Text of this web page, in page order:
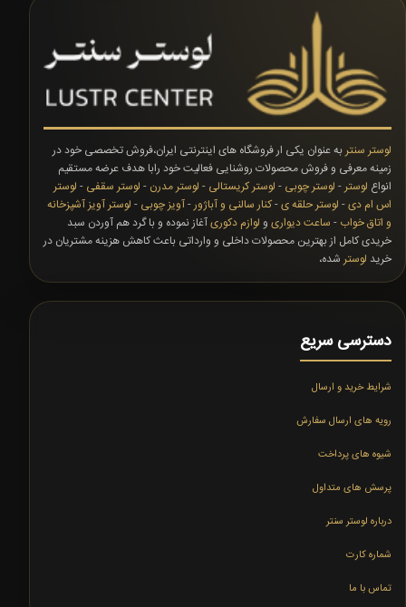
لوستر سنتر به عنوان یکی ار فروشگاه های اینترنتی ایران،فروش تخصصی خود در
زمینه معرفی و فروش محصولات روشنایی فعالیت خود رابا هدف عرضه مستقیم
انواع لوستر - لوستر چوبی - لوستر کریستالی - لوستر مدرن - لوستر سقفی - لوستر
اس ام دی- لوستر حلقه ی-کنار سالنی و آباژور-آویز چوبی - لوستر آویز آشپزخانه
و اتاق خواب - ساعت دیواری و لوازم دکوریآغاز نموده و با گرد هم آوردن سبد
خریدی کامل از بهترین محصولات داخلی و وارداتی باعث کاهش هزینه مشتریان در
خرید لوستر شده،
دسترسی سریع
شرایط خرید و ارسال
رویه های ارسال سفارش
شیوه های پرداخت
پرسش های متداول
درباره لوستر سنتر
شماره کارت
تماس با ما